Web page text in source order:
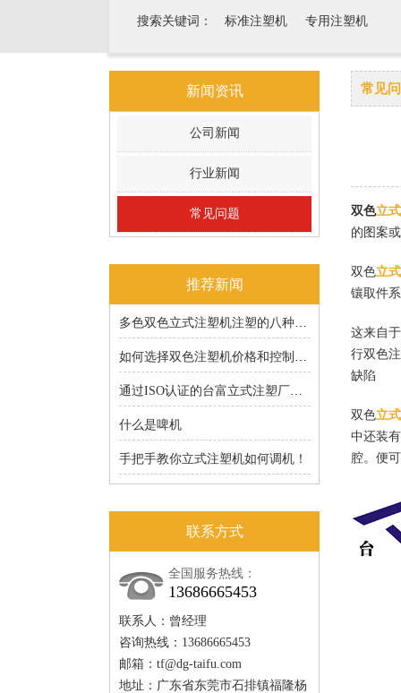
搜索关键词： 标准注塑机 专用注塑机
新闻资讯
公司新闻
行业新闻
常见问题
推荐新闻
多色双色立式注塑机注塑的八种成型工艺分享
如何选择双色注塑机价格和控制成本
通过ISO认证的台富立式注塑厂家的6S原来有道理的
什么是啤机
手把手教你立式注塑机如何调机！
联系方式
全国服务热线：
13686665453
联系人：曾经理
咨询热线：13686665453
邮箱： tf@dg-taifu.com
地址：广东省东莞市石排镇福隆杨
常见
双色立
的图案
双色立
镶取件
这来自
行双色
缺陷
双色立
中还装
腔。便